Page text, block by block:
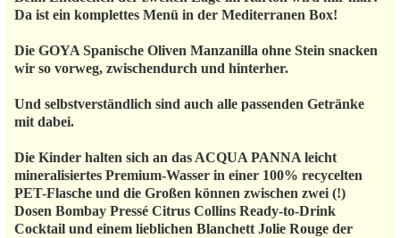
Da ist ein komplettes Menü in der Mediterranen Box!
Die GOYA Spanische Oliven Manzanilla ohne Stein snacken
wir so vorweg, zwischendurch und hinterher.
Und selbstverständlich sind auch alle passenden Getränke
mit dabei.
Die Kinder halten sich an das ACQUA PANNA leicht
mineralisiertes Premium-Wasser in einer 100% recycelten
PET-Flasche und die Großen können zwischen zwei (!)
Dosen Bombay Pressé Citrus Collins Ready-to-Drink
Cocktail und einem lieblichen Blanchett Jolie Rouge der